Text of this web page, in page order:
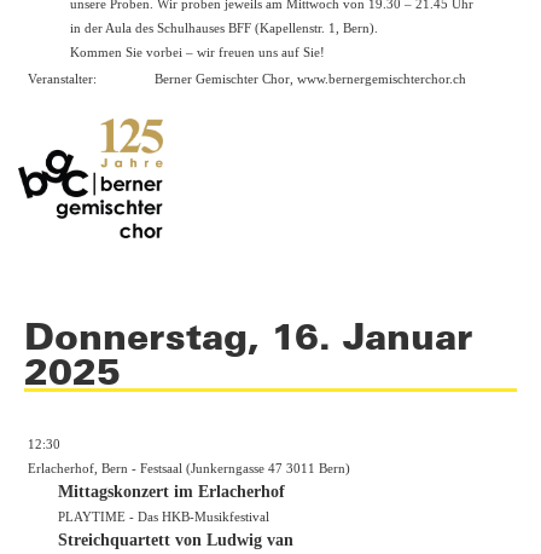
unsere Proben. Wir proben jeweils am Mittwoch von 19.30 – 21.45 Uhr
in der Aula des Schulhauses BFF (Kapellenstr. 1, Bern).
Kommen Sie vorbei – wir freuen uns auf Sie!
Veranstalter:
Berner Gemischter Chor, www.bernergemischterchor.ch
Donnerstag, 16. Januar
2025
12:30
Erlacherhof, Bern - Festsaal (Junkerngasse 47 3011 Bern)
Mittagskonzert im Erlacherhof
PLAYTIME - Das HKB-Musikfestival
Streichquartett von Ludwig van